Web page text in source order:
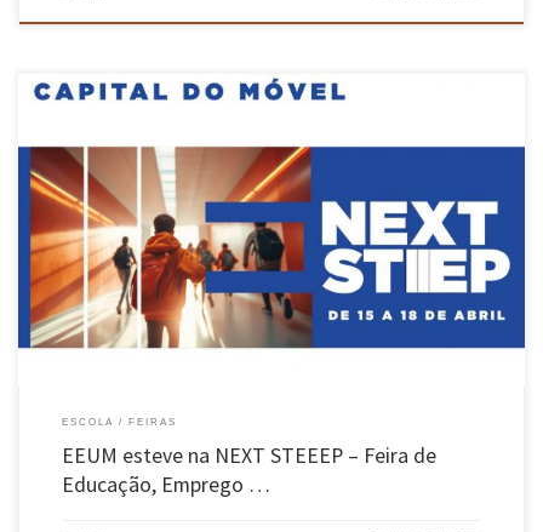
A Escola de Engenharia marcou presença no passado dia 17 de abril no evento NEXT STEEEP
– Feira de Educação, Emprego e Empreendedorismo de Paços de Ferreira, integrando a sessão
dedicada ao tema “O Futuro dos Empregos na Indústria: foco na Tecnologia e Investigação –
Parcerias com a Escola de […]
ESCOLA FEIRAS
EEUM esteve na NEXT STEEEP – Feira de
Educação, Emprego …